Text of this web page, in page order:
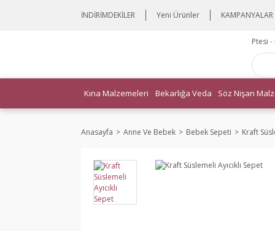
İNDİRİMDEKİLER Yeni Ürünler KAMPANYALAR
Ptesi -
Kına Malzemeleri Bekarlığa Veda Söz Nişan
Anasayfa Anne Ve Bebek Bebek Sepeti Kraft